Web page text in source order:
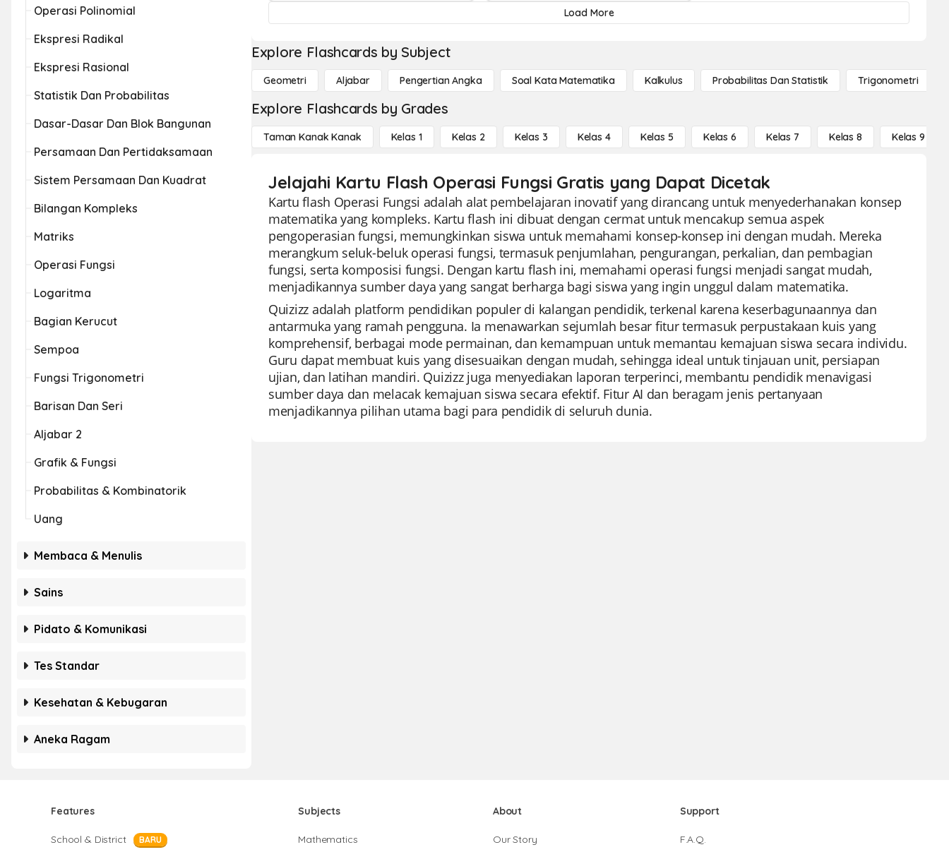
Operasi Polinomial
Ekspresi Radikal
Ekspresi Rasional
Statistik Dan Probabilitas
Dasar-Dasar Dan Blok Bangunan
Persamaan Dan Pertidaksamaan
Sistem Persamaan Dan Kuadrat
Bilangan Kompleks
Matriks
Operasi Fungsi
Logaritma
Bagian Kerucut
Sempoa
Fungsi Trigonometri
Barisan Dan Seri
Aljabar 2
Grafik & Fungsi
Probabilitas & Kombinatorik
Uang
Membaca & Menulis
Sains
Pidato & Komunikasi
Tes Standar
Kesehatan & Kebugaran
Aneka Ragam
Load More
Explore Flashcards by Subject
Geometri Aljabar Pengertian Angka Soal Kata Matematika Kalkulus Probabilitas Dan Statistik Trigonometri
Explore Flashcards by Grades
Taman Kanak Kanak Kelas 1 Kelas 2 Kelas 3 Kelas 4 Kelas 5 Kelas 6 Kelas 7 Kelas 8 Kelas 9
Jelajahi Kartu Flash Operasi Fungsi Gratis yang Dapat Dicetak
Kartu flash Operasi Fungsi adalah alat pembelajaran inovatif yang dirancang untuk menyederhanakan konsep
matematika yang kompleks. Kartu flash ini dibuat dengan cermat untuk mencakup semua aspek
pengoperasian fungsi, memungkinkan siswa untuk memahami konsep-konsep ini dengan mudah. Mereka
merangkum seluk-beluk operasi fungsi, termasuk penjumlahan, pengurangan, perkalian, dan pembagian
fungsi, serta komposisi fungsi. Dengan kartu flash ini, memahami operasi fungsi menjadi sangat mudah,
menjadikannya sumber daya yang sangat berharga bagi siswa yang ingin unggul dalam matematika.
Quizizz adalah platform pendidikan populer di kalangan pendidik, terkenal karena keserbagunaannya dan
antarmuka yang ramah pengguna. Ia menawarkan sejumlah besar fitur termasuk perpustakaan kuis yang
komprehensif, berbagai mode permainan, dan kemampuan untuk memantau kemajuan siswa secara individu.
Guru dapat membuat kuis yang disesuaikan dengan mudah, sehingga ideal untuk tinjauan unit, persiapan
ujian, dan latihan mandiri. Quizizz juga menyediakan laporan terperinci, membantu pendidik menavigasi
sumber daya dan melacak kemajuan siswa secara efektif. Fitur AI dan beragam jenis pertanyaan
menjadikannya pilihan utama bagi para pendidik di seluruh dunia.
Features
School & District BARU
Subjects
Mathematics
About
Our Story
Support
F.A.Q.